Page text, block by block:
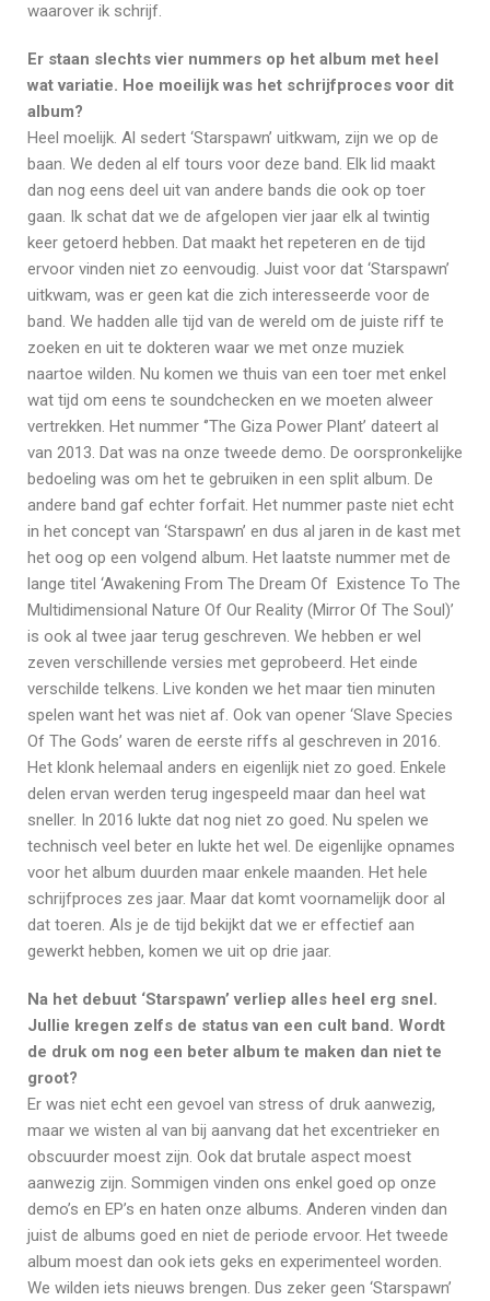
waarover ik schrijf.
Er staan slechts vier nummers op het album met heel
wat variatie. Hoe moeilijk was het schrijfproces voor dit
album?
Heel moelijk. Al sedert ‘Starspawn’ uitkwam, zijn we op de
baan. We deden al elf tours voor deze band. Elk lid maakt
dan nog eens deel uit van andere bands die ook op toer
gaan. Ik schat dat we de afgelopen vier jaar elk al twintig
keer getoerd hebben. Dat maakt het repeteren en de tijd
ervoor vinden niet zo eenvoudig. Juist voor dat ‘Starspawn’
uitkwam, was er geen kat die zich interesseerde voor de
band. We hadden alle tijd van de wereld om de juiste riff te
zoeken en uit te dokteren waar we met onze muziek
naartoe wilden. Nu komen we thuis van een toer met enkel
wat tijd om eens te soundchecken en we moeten alweer
vertrekken. Het nummer ‘’The Giza Power Plant’ dateert al
van 2013. Dat was na onze tweede demo. De oorspronkelijke
bedoeling was om het te gebruiken in een split album. De
andere band gaf echter forfait. Het nummer paste niet echt
in het concept van ‘Starspawn’ en dus al jaren in de kast met
het oog op een volgend album. Het laatste nummer met de
lange titel ‘Awakening From The Dream Of Existence To The
Multidimensional Nature Of Our Reality (Mirror Of The Soul)’
is ook al twee jaar terug geschreven. We hebben er wel
zeven verschillende versies met geprobeerd. Het einde
verschilde telkens. Live konden we het maar tien minuten
spelen want het was niet af. Ook van opener ‘Slave Species
Of The Gods’ waren de eerste riffs al geschreven in 2016.
Het klonk helemaal anders en eigenlijk niet zo goed. Enkele
delen ervan werden terug ingespeeld maar dan heel wat
sneller. In 2016 lukte dat nog niet zo goed. Nu spelen we
technisch veel beter en lukte het wel. De eigenlijke opnames
voor het album duurden maar enkele maanden. Het hele
schrijfproces zes jaar. Maar dat komt voornamelijk door al
dat toeren. Als je de tijd bekijkt dat we er effectief aan
gewerkt hebben, komen we uit op drie jaar.
Na het debuut ‘Starspawn’ verliep alles heel erg snel.
Jullie kregen zelfs de status van een cult band. Wordt
de druk om nog een beter album te maken dan niet te
groot?
Er was niet echt een gevoel van stress of druk aanwezig,
maar we wisten al van bij aanvang dat het excentrieker en
obscuurder moest zijn. Ook dat brutale aspect moest
aanwezig zijn. Sommigen vinden ons enkel goed op onze
demo’s en EP’s en haten onze albums. Anderen vinden dan
juist de albums goed en niet de periode ervoor. Het tweede
album moest dan ook iets geks en experimenteel worden.
We wilden iets nieuws brengen. Dus zeker geen ‘Starspawn’